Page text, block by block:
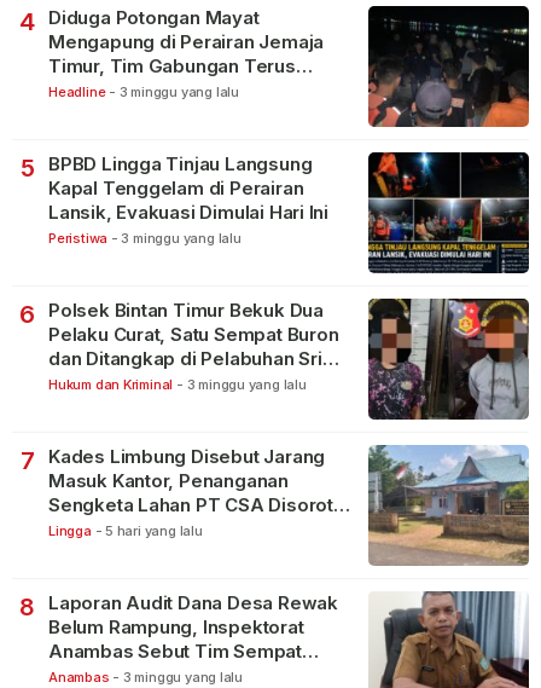
4
Diduga Potongan Mayat
Mengapung di Perairan Jemaja
Timur, Tim Gabungan Terus
Lakukan Pencarian
Headline - 3 minggu yang lalu
5
BPBD Lingga Tinjau Langsung
Kapal Tenggelam di Perairan
Lansik, Evakuasi Dimulai Hari Ini
Peristiwa - 3 minggu yang lalu
6
Polsek Bintan Timur Bekuk Dua
Pelaku Curat, Satu Sempat Buron
dan Ditangkap di Pelabuhan Sri
Bintan Pura
Hukum dan Kriminal - 3 minggu yang lalu
7
Kades Limbung Disebut Jarang
Masuk Kantor, Penanganan
Sengketa Lahan PT CSA Disorot
Warga
Lingga - 5 hari yang lalu
8
Laporan Audit Dana Desa Rewak
Belum Rampung, Inspektorat
Anambas Sebut Tim Sempat
Terbagi Tangani Kasus Lain
Anambas - 3 minggu yang lalu